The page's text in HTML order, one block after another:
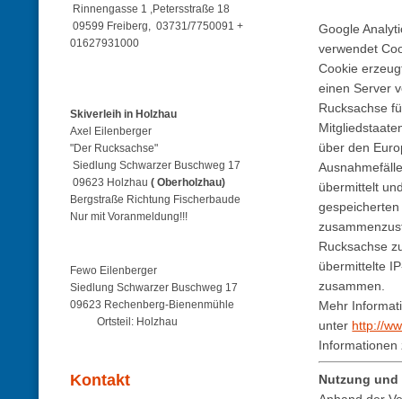
Google
verwendet
Cookie
einen Server
Rucksachse
über den
übermittelt
Rucksachse
übermittelte
zusammen.
Mehr
unter http://
Informationen
Nutzung und
Rinnengasse 1 ,Petersstraße 18
09599 Freiberg, 03731/7750091 +
01627931000
Skiverleih in Holzhau
Axel Eilenberger
"Der Rucksachse"
Siedlung Schwarzer Buschweg 17
09623 Holzhau ( Oberholzhau)
Bergstraße Richtung Fischerbaude
Nur mit Voranmeldung!!!
Fewo Eilenberger
Siedlung Schwarzer Buschweg 17
09623 Rechenberg-Bienenmühle
Ortsteil: Holzhau
Kontakt